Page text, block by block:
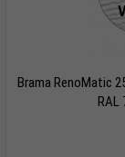
Brama RenoMatic
RAL